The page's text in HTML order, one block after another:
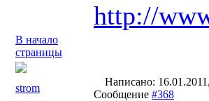
http://
В начало
страницы
strom
Написано:
Сообщение #368